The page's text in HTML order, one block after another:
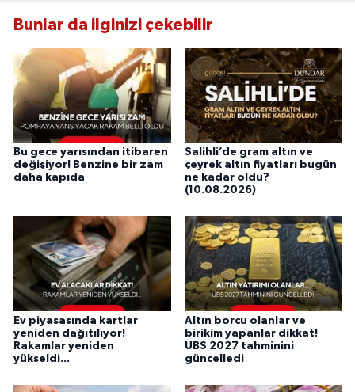
Bunlar da ilginizi çekebilir
Bu gece yarısından itibaren
değişiyor! Benzine bir zam
daha kapıda
Salihli’de gram altın ve
çeyrek altın fiyatları bugün
ne kadar oldu?
(10.08.2026)
Ev piyasasında kartlar
yeniden dağıtılıyor!
Rakamlar yeniden
yükseldi...
Altın borcu olanlar ve
birikim yapanlar dikkat!
UBS 2027 tahminini
güncelledi